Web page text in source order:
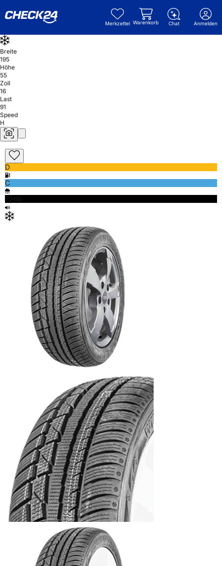
Merkzettel Warenkorb Chat Anmelden
Breite
195
Höhe
55
Zoll
16
Last
91
Speed
H
D
C
72db